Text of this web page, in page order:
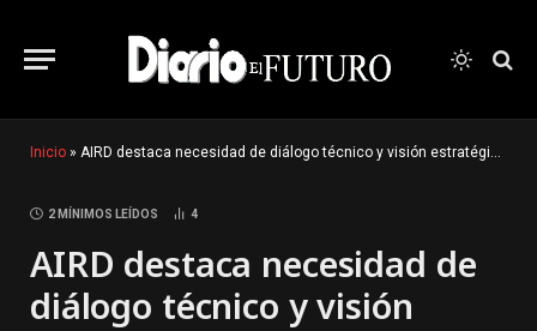
Inicio » AIRD destaca necesidad de diálogo técnico y visión estratégica ante arancel de EE. UU
2 MÍNIMOS LEÍDOS 4
AIRD destaca necesidad de
diálogo técnico y visión